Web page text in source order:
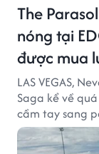
The
nóng tại
được mua
LAS VEGAS,
Saga kể về
cầm tay sang
sản phẩm
công năng